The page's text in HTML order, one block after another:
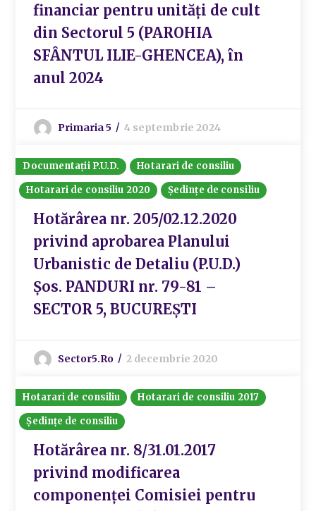
financiar pentru unități de cult
din Sectorul 5 (PAROHIA
SFÂNTUL ILIE-GHENCEA), în
anul 2024
Primaria 5 4 septembrie 2024
Documentații P.U.D.
Hotarari de consiliu
Hotarari de consiliu 2020
Ședințe de consiliu
Hotărârea nr. 205/02.12.2020
privind aprobarea Planului
Urbanistic de Detaliu (P.U.D.)
Șos. PANDURI nr. 79-81 –
SECTOR 5, BUCUREȘTI
Sector5.ro 2 decembrie 2020
Hotarari de consiliu
Hotarari de consiliu 2017
Ședințe de consiliu
Hotărârea nr. 8/31.01.2017
privind modificarea
componenței Comisiei pentru